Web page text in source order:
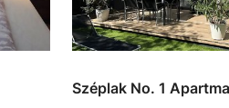
Széplak No. 1